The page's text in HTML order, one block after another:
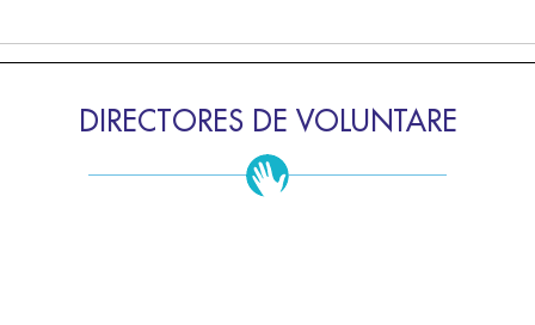
DIRECTORES DE VOLUNTARE